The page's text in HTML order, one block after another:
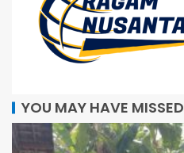
YOU MAY HAVE MISSED